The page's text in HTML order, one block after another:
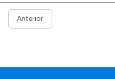
Anterior